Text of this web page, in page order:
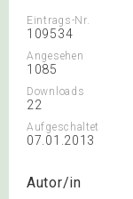
Eintrags-Nr.
109534
Angesehen
1085
Downloads
22
Aufgeschaltet
07.01.2013
Autor/in